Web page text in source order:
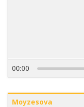
00:00
Moyzesova